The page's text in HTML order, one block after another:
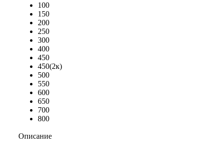
100
150
200
250
300
400
450
450(2к)
500
550
600
650
700
800
Описание